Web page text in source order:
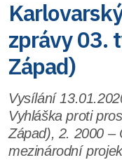
zprávy 03.
Západ)
Vysílání
Vyhláška proti
Západ), 2. 2000 –
mezinárodní